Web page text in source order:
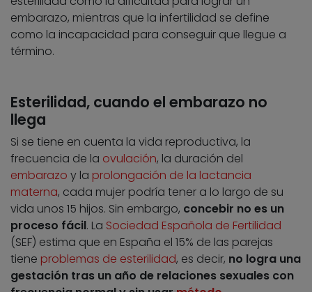
embarazo, mientras que la infertilidad se define
como la incapacidad para conseguir que llegue a
término.
Esterilidad, cuando el embarazo no
llega
Si se tiene en cuenta la vida reproductiva, la
frecuencia de la ovulación, la duración del
embarazo y la prolongación de la lactancia
materna, cada mujer podría tener a lo largo de su
vida unos 15 hijos. Sin embargo, concebir no es un
proceso fácil. La Sociedad Española de Fertilidad
(SEF) estima que en España el 15% de las parejas
tiene problemas de esterilidad, es decir, no logra una
gestación tras un año de relaciones sexuales con